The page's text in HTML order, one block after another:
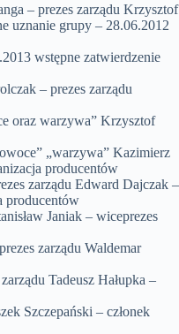
– prezes zarządu Krzysztof
uznanie grupy – 28.06.2012
wstępne zatwierdzenie
– prezes zarządu
oraz warzywa” Krzysztof
„warzywa” Kazimierz
producentów
zarządu Edward Dajczak –
producentów
Janiak – wiceprezes
zarządu Waldemar
Tadeusz Hałupka –
Szczepański – członek